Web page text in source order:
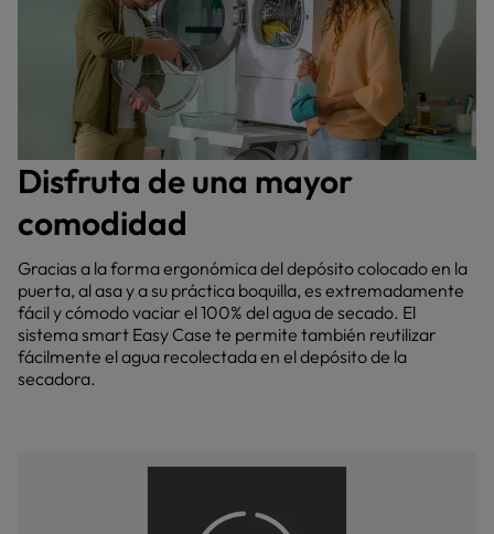
Disfruta de una mayor
comodidad
Gracias a la forma ergonómica del depósito colocado en la
puerta, al asa y a su práctica boquilla, es extremadamente
fácil y cómodo vaciar el 100% del agua de secado. El
sistema smart Easy Case te permite también reutilizar
fácilmente el agua recolectada en el depósito de la
secadora.